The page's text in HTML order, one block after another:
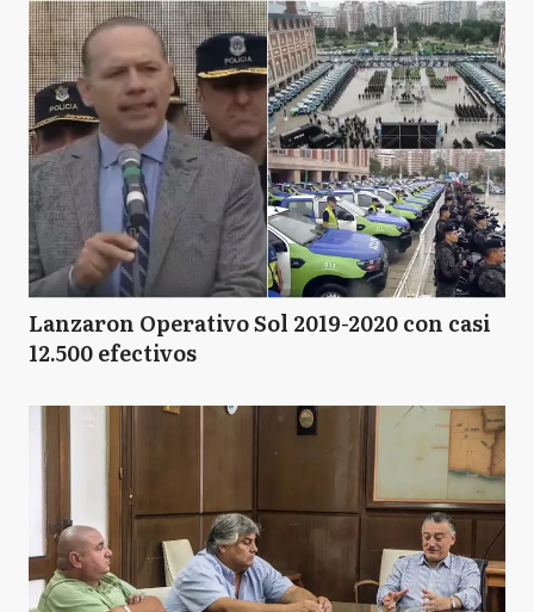
Lanzaron Operativo Sol 2019-2020 con casi
12.500 efectivos